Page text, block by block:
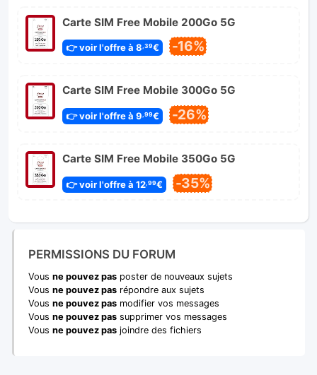
Carte SIM Free Mobile 200Go 5G
👉 voir l'offre à 8 ,39€ -16%
Carte SIM Free Mobile 300Go 5G
👉 voir l'offre à 9 ,99€ -26%
Carte SIM Free Mobile 350Go 5G
👉 voir l'offre à 12,99€ -35%
PERMISSIONS DU FORUM
Vous ne pouvez pas poster de nouveaux sujets
Vous ne pouvez pas répondre aux sujets
Vous ne pouvez pas modifier vos messages
Vous ne pouvez pas supprimer vos messages
Vous ne pouvez pas joindre des fichiers